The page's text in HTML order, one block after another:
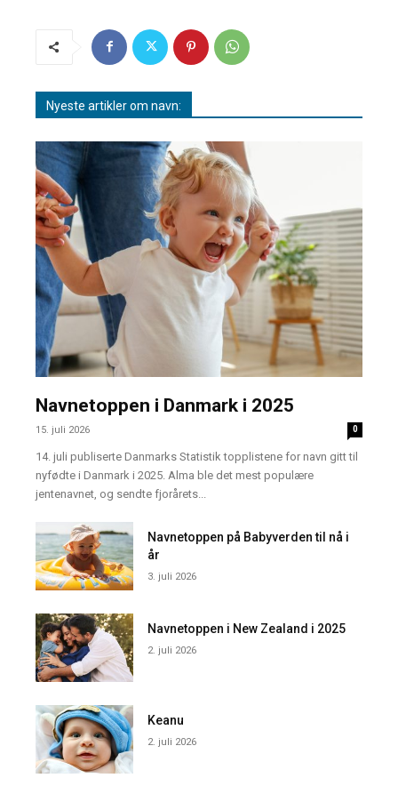
Nyeste artikler om navn:
Navnetoppen i Danmark i 2025
15. juli 2026 0
14. juli publiserte Danmarks Statistik topplistene for navn gitt til
nyfødte i Danmark i 2025. Alma ble det mest populære
jentenavnet, og sendte fjorårets...
Navnetoppen på Babyverden til nå i
år
3. juli 2026
Navnetoppen i New Zealand i 2025
2. juli 2026
Keanu
2. juli 2026